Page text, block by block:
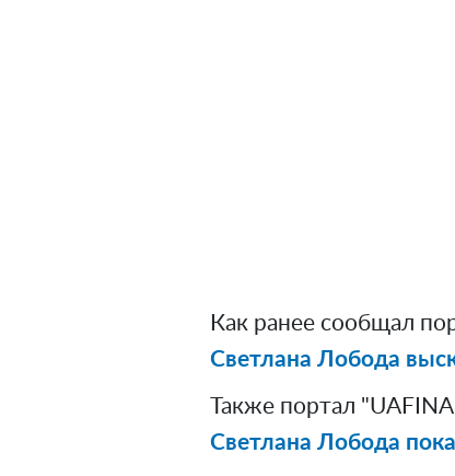
Как ранее сообщал
Светлана Лобода
Также портал
Светлана Лобода